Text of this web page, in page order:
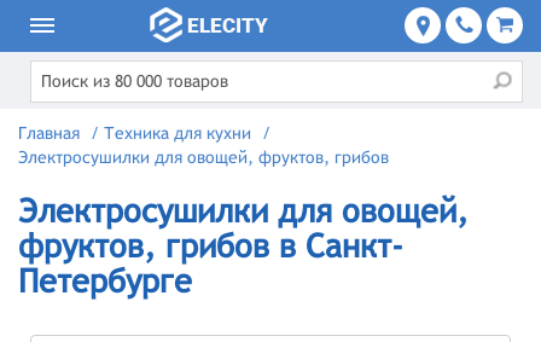
Главная / Техника для кухни
/
Электросушилки для овощей, фруктов, грибов
Электросушилки для овощей,
фруктов, грибов в Санкт-
Петербурге